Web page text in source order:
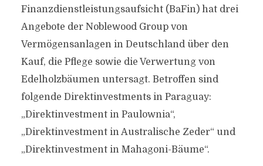
Finanzdienstleistungsaufsicht (BaFin) hat drei
Angebote der Noblewood Group von
Vermögensanlagen in Deutschland über den
Kauf, die Pflege sowie die Verwertung von
Edelholzbäumen untersagt. Betroffen sind
folgende Direktinvestments in Paraguay:
„Direktinvestment in Paulownia“,
„Direktinvestment in Australische Zeder“ und
„Direktinvestment in Mahagoni-Bäume“.